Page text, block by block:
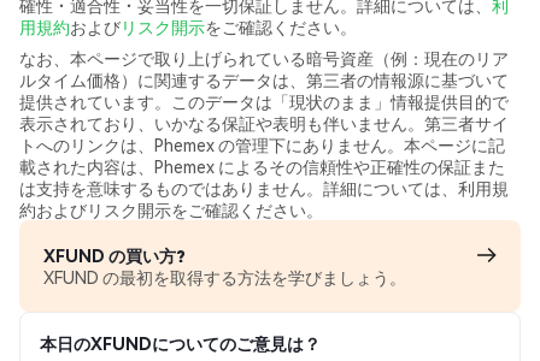
確性・適合性・妥当性を一切保証しません。詳細については、 利
用規約およびリスク開示をご確認ください。
なお、本ページで取り上げられている暗号資産（例：現在のリア
ルタイム価格）に関連するデータは、第三者の情報源に基づいて
提供されています。このデータは「現状のまま」情報提供目的で
表示されており、いかなる保証や表明も伴いません。第三者サイ
トへのリンクは、Phemex の管理下にありません。本ページに記
載された内容は、Phemex によるその信頼性や正確性の保証また
は支持を意味するものではありません。詳細については、利用規
約およびリスク開示をご確認ください。
XFUND の買い方?
XFUND の最初を取得する方法を学びましょう。
本日のXFUNDについてのご意見は？